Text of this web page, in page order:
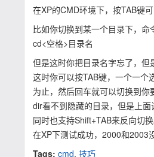
在XP的CMD环境下，按TAB键
比如你切换到某一个目录下，命
cd<空格>目录名
但是这时你把目录名字忘了，但
这时你可以按TAB键，一个一个
为止，然后回车就可以切换到你
dir看不到隐藏的目录，但是上面
同时也支持Shift+TAB来反向切换
在XP下测试成功，2000和2003
Tags: cmd, 技巧